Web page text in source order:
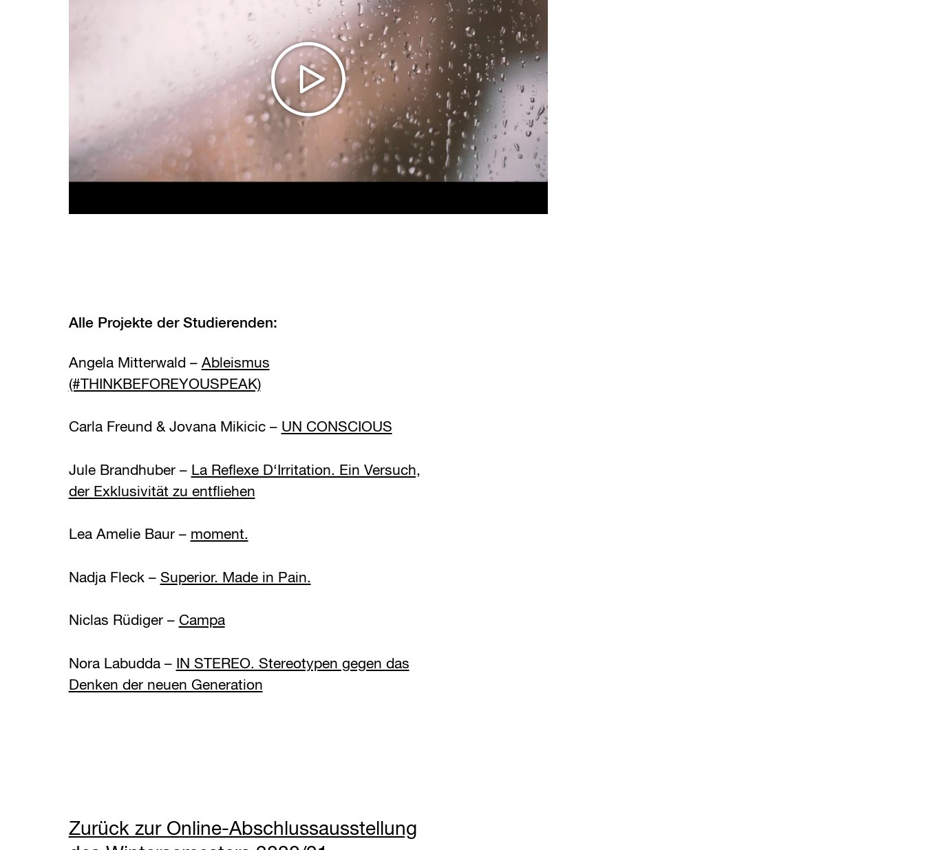
Alle Projekte der Studierenden:
Angela Mitterwald – Ableismus
(#THINKBEFOREYOUSPEAK)
Carla Freund & Jovana Mikicic – UN CONSCIOUS
Jule Brandhuber – La Reflexe D‘Irritation. Ein Versuch,
der Exklusivität zu entfliehen
Lea Amelie Baur – moment.
Nadja Fleck – Superior. Made in Pain.
Niclas Rüdiger – Campa
Nora Labudda –
IN STEREO. Stereotypen gegen das
Denken der neuen Generation
Zurück zur Online-Abschlussausstellung